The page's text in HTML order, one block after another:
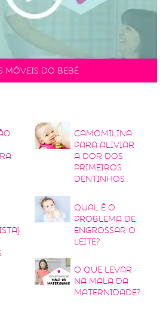
do bebê
Camomilina
para aliviar
a dor dos
primeiros
dentinhos
Qual é o
problema de
engrossar o
leite?
O que levar
na mala da
maternidade?